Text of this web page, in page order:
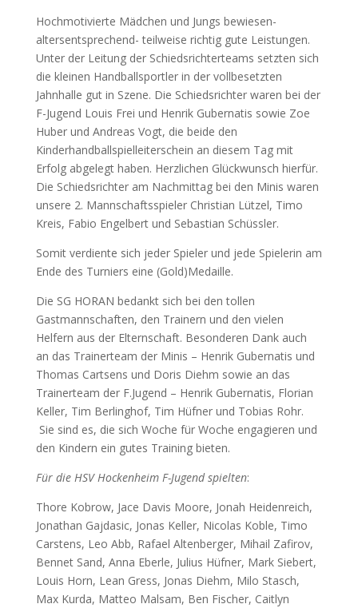
Hochmotivierte Mädchen und Jungs bewiesen-
altersentsprechend- teilweise richtig gute Leistungen.
Unter der Leitung der Schiedsrichterteams setzten sich
die kleinen Handballsportler in der vollbesetzten
Jahnhalle gut in Szene. Die Schiedsrichter waren bei der
F-Jugend Louis Frei und Henrik Gubernatis sowie Zoe
Huber und Andreas Vogt, die beide den
Kinderhandballspielleiterschein an diesem Tag mit
Erfolg abgelegt haben. Herzlichen Glückwunsch hierfür.
Die Schiedsrichter am Nachmittag bei den Minis waren
unsere 2. Mannschaftsspieler Christian Lützel, Timo
Kreis, Fabio Engelbert und Sebastian Schüssler.
Somit verdiente sich jeder Spieler und jede Spielerin am
Ende des Turniers eine (Gold)Medaille.
Die SG HORAN bedankt sich bei den tollen
Gastmannschaften, den Trainern und den vielen
Helfern aus der Elternschaft. Besonderen Dank auch
an das Trainerteam der Minis – Henrik Gubernatis und
Thomas Cartsens und Doris Diehm sowie an das
Trainerteam der F.Jugend – Henrik Gubernatis, Florian
Keller, Tim Berlinghof, Tim Hüfner und Tobias Rohr.
Sie sind es, die sich Woche für Woche engagieren und
den Kindern ein gutes Training bieten.
Für die HSV Hockenheim F-Jugend spielten:
Thore Kobrow, Jace Davis Moore, Jonah Heidenreich,
Jonathan Gajdasic, Jonas Keller, Nicolas Koble, Timo
Carstens, Leo Abb, Rafael Altenberger, Mihail Zafirov,
Bennet Sand, Anna Eberle, Julius Hüfner, Mark Siebert,
Louis Horn, Lean Gress, Jonas Diehm, Milo Stasch,
Max Kurda, Matteo Malsam, Ben Fischer, Caitlyn